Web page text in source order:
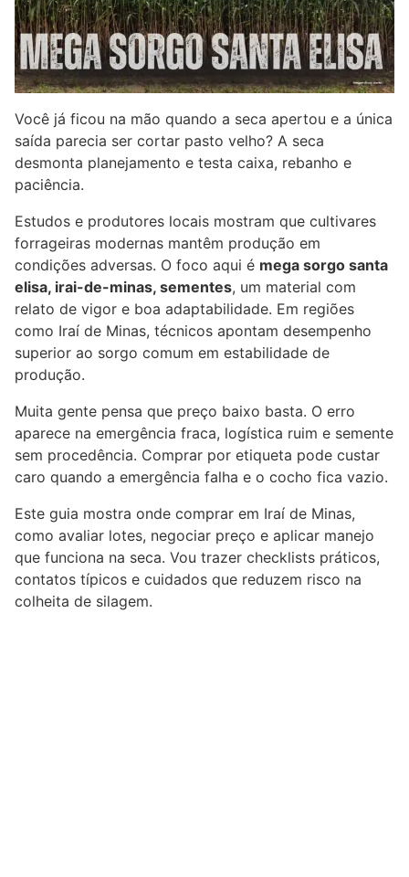
Você já ficou na mão quando a seca apertou e a única
saída parecia ser cortar pasto velho? A seca
desmonta planejamento e testa caixa, rebanho e
paciência.
Estudos e produtores locais mostram que cultivares
forrageiras modernas mantêm produção em
condições adversas. O foco aqui é mega sorgo santa
elisa, irai-de-minas, sementes, um material com
relato de vigor e boa adaptabilidade. Em regiões
como Iraí de Minas, técnicos apontam desempenho
superior ao sorgo comum em estabilidade de
produção.
Muita gente pensa que preço baixo basta. O erro
aparece na emergência fraca, logística ruim e semente
sem procedência. Comprar por etiqueta pode custar
caro quando a emergência falha e o cocho fica vazio.
Este guia mostra onde comprar em Iraí de Minas,
como avaliar lotes, negociar preço e aplicar manejo
que funciona na seca. Vou trazer checklists práticos,
contatos típicos e cuidados que reduzem risco na
colheita de silagem.